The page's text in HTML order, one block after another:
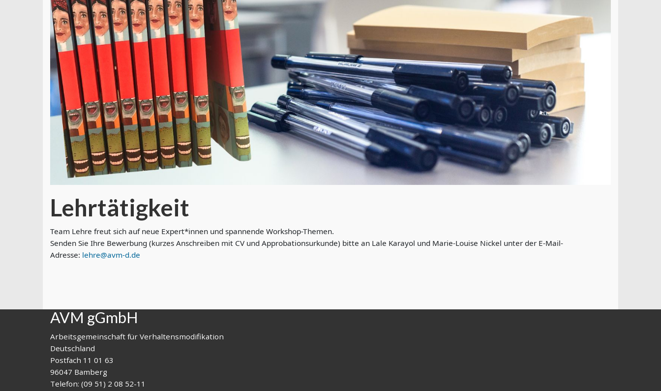
Lehrtätigkeit
Team Lehre freut sich auf neue Expert*innen und spannende Workshop-Themen.
Senden Sie Ihre Bewerbung (kurzes Anschreiben mit CV und Approbationsurkunde) bitte an Lale Karayol und Marie-Louise Nickel unter der E-Mail-
Adresse: lehre@avm-d.de
AVM gGmbH
Arbeitsgemeinschaft für Verhaltensmodifikation
Deutschland
Postfach 11 01 63
96047 Bamberg
Telefon: (09 51) 2 08 52-11